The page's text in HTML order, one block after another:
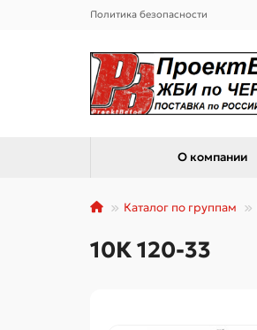
Политика безопасности
О компании
Каталог по группам
10К 120-33